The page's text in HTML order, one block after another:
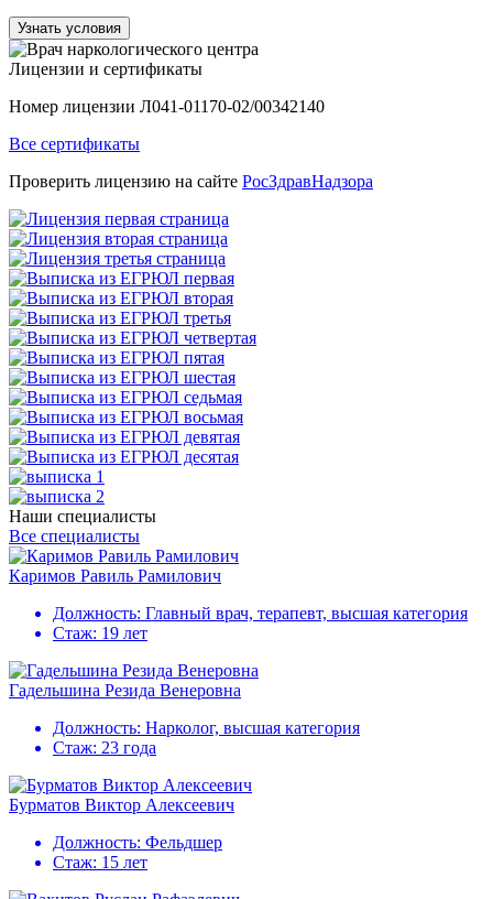
Узнать условия
Лицензии и сертификаты
Номер лицензии Л041-01170-02/00342140
Все сертификаты
Проверить лицензию на сайте РосЗдравНадзора
Наши специалисты
Все специалисты
Каримов Равиль Рамилович
Должность: Главный врач, терапевт, высшая категория
Стаж: 19 лет
Гадельшина Резида Венеровна
Должность: Нарколог, высшая категория
Стаж: 23 года
Бурматов Виктор Алексеевич
Должность: Фельдшер
Стаж: 15 лет